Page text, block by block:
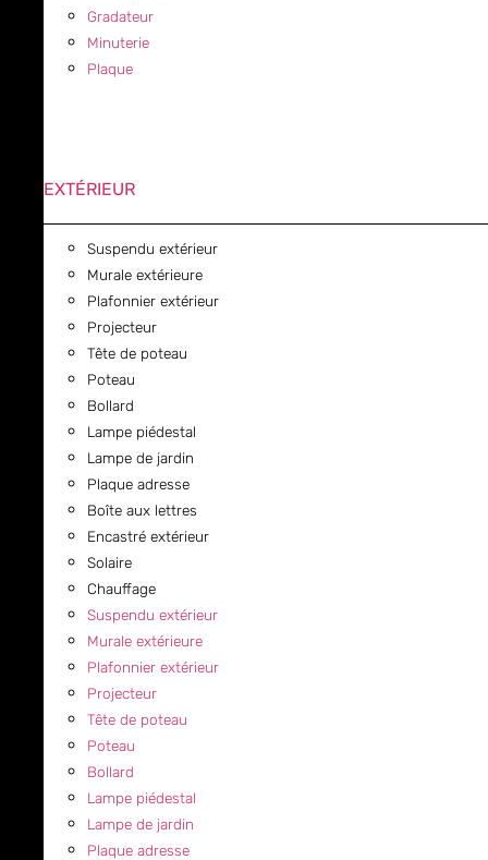
Gradateur
Minuterie
Plaque
EXTÉRIEUR
Suspendu extérieur
Murale extérieure
Plafonnier extérieur
Projecteur
Tête de poteau
Poteau
Bollard
Lampe piédestal
Lampe de jardin
Plaque adresse
Boîte aux lettres
Encastré extérieur
Solaire
Chauffage
Suspendu extérieur
Murale extérieure
Plafonnier extérieur
Projecteur
Tête de poteau
Poteau
Bollard
Lampe piédestal
Lampe de jardin
Plaque adresse